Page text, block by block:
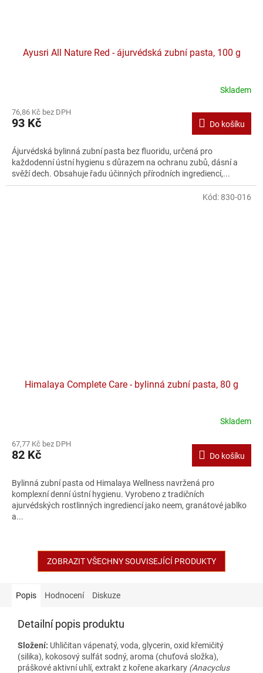
Ayusri All Nature Red - ájurvédská zubní pasta, 100 g
Skladem
76,86 Kč bez DPH
93 Kč Do košíku
Ájurvédská bylinná zubní pasta bez fluoridu, určená pro
každodenní ústní hygienu s důrazem na ochranu zubů, dásní a
svěží dech. Obsahuje řadu účinných přírodních ingrediencí,...
Himalaya Complete Care - bylinná zubní pasta, 80 g
produktu
je
z
5
hvězdiček.
Skladem
67,77 Kč bez DPH
82 Kč Do košíku
Bylinná zubní pasta od Himalaya Wellness navržená pro
komplexní denní ústní hygienu. Vyrobeno z tradičních
ajurvédských rostlinných ingrediencí jako neem, granátové jablko
a...
Kód: 830-016
ZOBRAZIT VŠECHNY SOUVISEJÍCÍ PRODUKTY
Popis Hodnocení Diskuze
Detailní popis produktu
Složení: Uhličitan vápenatý, voda, glycerin, oxid křemičitý
(silika), kokosový sulfát sodný, aroma (chuťová složka),
práškové aktivní uhlí, extrakt z kořene akarkary (Anacyclus